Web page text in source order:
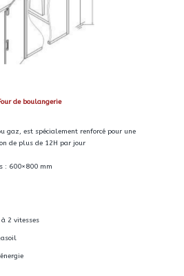
de boulangerie
gaz, est spécialement renforcé pour une
de plus de 12H par jour
: 600×800 mm
2 vitesses